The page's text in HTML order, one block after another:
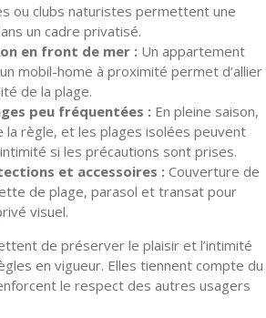
ou clubs naturistes permettent une
un cadre privatisé.
en front de mer : Un appartement
mobil-home à proximité permet d’allier
de la plage.
peu fréquentées : En pleine saison,
la règle, et les plages isolées peuvent
si les précautions sont prises.
et accessoires : Couverture de
de plage, parasol et transat pour
visuel.
de préserver le plaisir et l’intimité
en vigueur. Elles tiennent compte du
le respect des autres usagers